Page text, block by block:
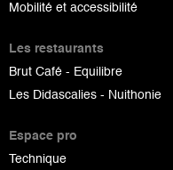
Mobilité et accessibilité
Les restaurants
Brut Café - Equilibre
Les Didascalies - Nuithonie
Espace pro
Technique